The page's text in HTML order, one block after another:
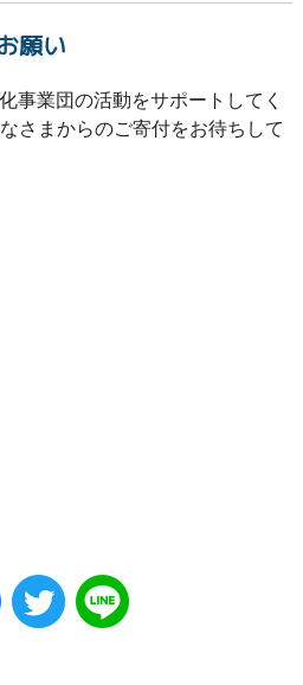
願い
事業団の活動をサポートしてく
さまからのご寄付をお待ちして